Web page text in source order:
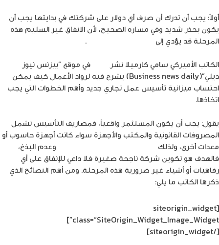
أولاً: يجب أن تدرك أن صرف أي دولار على شركتك في بدايتها يجب أن
يكون بحذر شديد وفي مساره الصحيح، لأن الانفاق غير السليم هذه
المرحلة قد يؤدي إلى
.
الكاتب الأميركي سامي كارميلا نشر
في موقع “بيزنس نيوز
ديلي”(Business news daily) يشرح فيه لرواد الأعمال كيف يمكن
احتساب ميزانية تأسيس عمل تجاري جديد وأهم الخطوات التي يجب
اتخاذها.
يقول: يجب أن يكون المستثمر واقعياً، فمصاريف التأسيس تشمل
المصروفات القانونية والمكتب والأجهزة سواء كانت أجهزة حاسوب أو
معدات أخرى، ولذلك
وعدم البذخ،
فالهدف هو تكوين شركة ناجحة صغيرة فلا داعي للإنفاق على أي
رفاهيات أو أشياء غير ضرورية هذه المرحلة. ومن أهم النصائح الذي
ذكرها الكاتب ما يلي:
[siteorigin_widget
class=”SiteOrigin_Widget_Image_Widget”]
[/siteorigin_widget]